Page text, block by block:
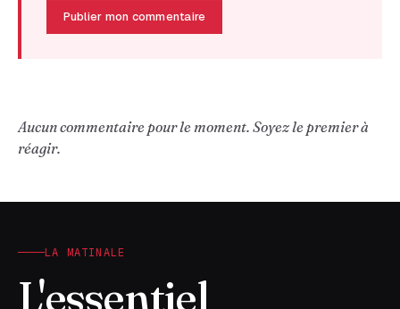
Publier mon commentaire
Aucun commentaire pour le moment. Soyez le premier à
réagir.
LA MATINALE
L'essentiel